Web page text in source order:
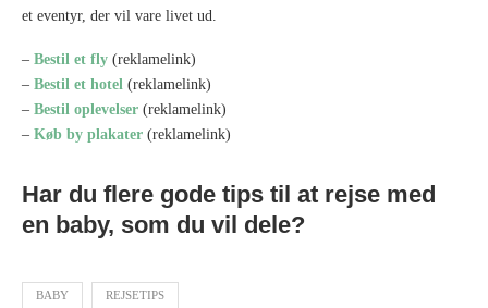
et eventyr, der vil vare livet ud.
– Bestil et fly (reklamelink)
– Bestil et hotel (reklamelink)
– Bestil oplevelser (reklamelink)
– Køb by plakater (reklamelink)
Har du flere gode tips til at rejse med
en baby, som du vil dele?
BABY REJSETIPS